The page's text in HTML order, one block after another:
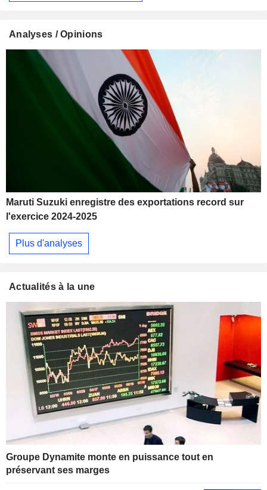
Analyses / Opinions
Maruti Suzuki enregistre des exportations record sur
l'exercice 2024-2025
Plus d'analyses
Actualités à la une
Groupe Dynamite monte en puissance tout en
préservant ses marges